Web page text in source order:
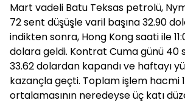
Mart vadeli Batu Teksas petrolü,
72 sent düşüşle varil başına 32.90
indikten sonra, Hong Kong saati ile
dolara geldi. Kontrat Cuma günü 40
33.62 dolardan kapandı ve haftayı
kazançla geçti. Toplam işlem hacmi
ortalamasının neredeyse üç katı